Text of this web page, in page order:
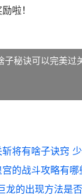
啦！
秘诀可以完美过